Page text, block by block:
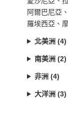
阿爾巴尼亞
羅埃西亞、
北美洲 (4)
南美洲 (2)
非洲 (4)
大洋洲 (3)